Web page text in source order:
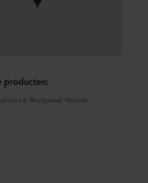
producten:
& Rockpanel Woods